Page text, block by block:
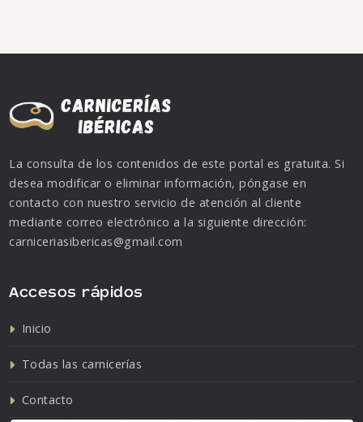
La consulta de los contenidos de este portal es gratuita. Si
desea modificar o eliminar información, póngase en
contacto con nuestro servicio de atención al cliente
mediante correo electrónico a la siguiente dirección:
carniceriasibericas@gmail.com
Accesos rápidos
Inicio
Todas las carnicerías
Contacto